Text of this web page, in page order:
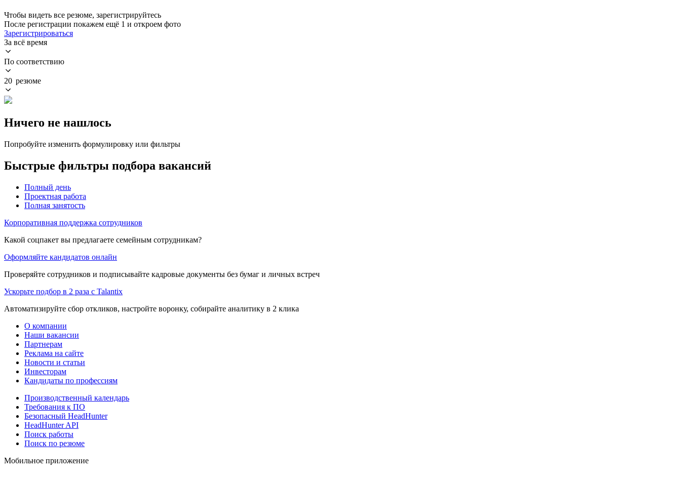
Чтобы видеть все резюме, зарегистрируйтесь
После регистрации покажем ещё 1 и откроем фото
Зарегистрироваться
За всё время
По соответствию
20 резюме
Ничего не нашлось
Попробуйте изменить формулировку или фильтры
Быстрые фильтры подбора вакансий
Полный день
Проектная работа
Полная занятость
Корпоративная поддержка сотрудников
Какой соцпакет вы предлагаете семейным сотрудникам?
Оформляйте кандидатов онлайн
Проверяйте сотрудников и подписывайте кадровые документы без бумаг и личных встреч
Ускорьте подбор в 2 раза с Talantix
Автоматизируйте сбор откликов, настройте воронку, собирайте аналитику в 2 клика
О компании
Наши вакансии
Партнерам
Реклама на сайте
Новости и статьи
Инвесторам
Кандидаты по профессиям
Производственный календарь
Требования к ПО
Безопасный HeadHunter
HeadHunter API
Поиск работы
Поиск по резюме
Мобильное приложение